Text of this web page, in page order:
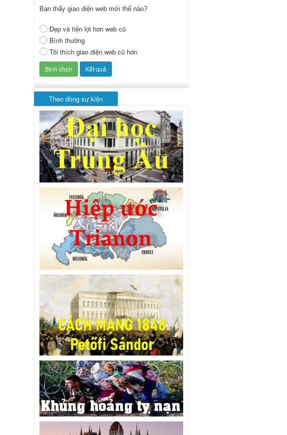
Bạn thấy giao diện web mới thế nào?
Đẹp và tiện lợi hơn web cũ
Bình thường
Tôi thích giao diện web cũ hơn
Theo dòng sự kiện